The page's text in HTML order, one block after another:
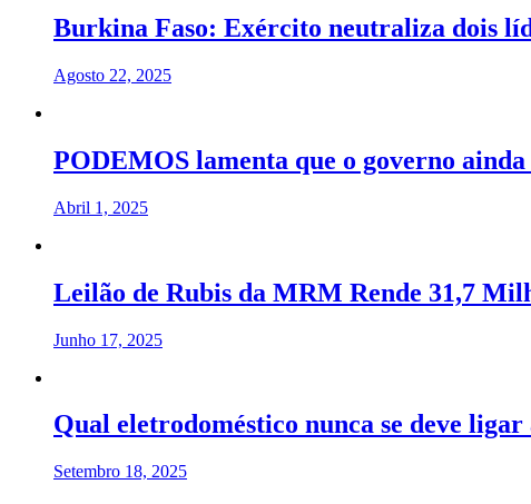
Burkina Faso: Exército neutraliza dois
Agosto 22, 2025
PODEMOS lamenta que o governo
Abril 1, 2025
Leilão de Rubis da MRM Rende 31,7
Junho 17, 2025
Qual eletrodoméstico nunca se deve
Setembro 18, 2025